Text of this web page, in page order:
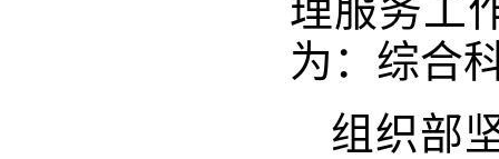
理服务工
为：综合
组织部